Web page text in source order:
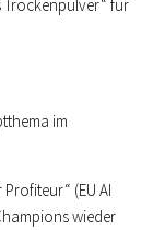
Trockenpulver“ für
im
Profiteur“ (EU AI
wieder